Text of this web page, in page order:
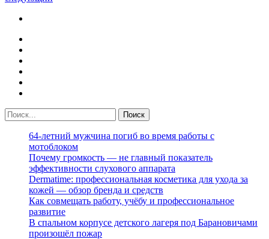
64-летний мужчина погиб во время работы с
мотоблоком
Почему громкость — не главный показатель
эффективности слухового аппарата
Dermatime: профессиональная косметика для ухода за
кожей — обзор бренда и средств
Как совмещать работу, учёбу и профессиональное
развитие
В спальном корпусе детского лагеря под Барановичами
произошёл пожар